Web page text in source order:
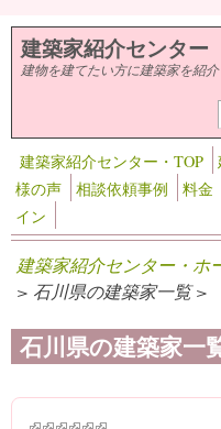
メインコンテンツに移動
建築家紹介センター
建物を建てたい方に建築家を紹
建築家紹介センター・TOP
様の声
相談依頼事例 料金
イン
建築家紹介センター・ホ
> 石川県の建築家一覧 >
石川県の建築家一